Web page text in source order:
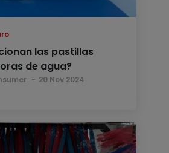
las pastillas
de agua?
20 Nov 2024